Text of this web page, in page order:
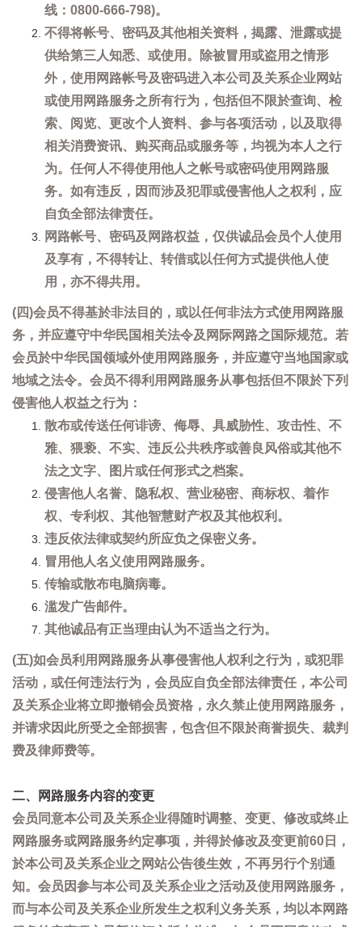
线：0800-666-798)。
不得将帐号、密码及其他相关资料，揭露、泄露或提
供给第三人知悉、或使用。除被冒用或盗用之情形
外，使用网路帐号及密码进入本公司及关系企业网站
或使用网路服务之所有行为，包括但不限於查询、检
索、阅览、更改个人资料、参与各项活动，以及取得
相关消费资讯、购买商品或服务等，均视为本人之行
为。任何人不得使用他人之帐号或密码使用网路服
务。如有违反，因而涉及犯罪或侵害他人之权利，应
自负全部法律责任。
网路帐号、密码及网路权益，仅供诚品会员个人使用
及享有，不得转让、转借或以任何方式提供他人使
用，亦不得共用。
(四)会员不得基於非法目的，或以任何非法方式使用网路服
务，并应遵守中华民国相关法令及网际网路之国际规范。若
会员於中华民国领域外使用网路服务，并应遵守当地国家或
地域之法令。会员不得利用网路服务从事包括但不限於下列
侵害他人权益之行为：
散布或传送任何诽谤、侮辱、具威胁性、攻击性、不
雅、猥亵、不实、违反公共秩序或善良风俗或其他不
法之文字、图片或任何形式之档案。
侵害他人名誉、隐私权、营业秘密、商标权、着作
权、专利权、其他智慧财产权及其他权利。
违反依法律或契约所应负之保密义务。
冒用他人名义使用网路服务。
传输或散布电脑病毒。
滥发广告邮件。
其他诚品有正当理由认为不适当之行为。
(五)如会员利用网路服务从事侵害他人权利之行为，或犯罪
活动，或任何违法行为，会员应自负全部法律责任，本公司
及关系企业将立即撤销会员资格，永久禁止使用网路服务，
并请求因此所受之全部损害，包含但不限於商誉损失、裁判
费及律师费等。
二、网路服务内容的变更
会员同意本公司及关系企业得随时调整、变更、修改或终止
网路服务或网路服务约定事项，并得於修改及变更前60日，
於本公司及关系企业之网站公告後生效，不再另行个别通
知。会员因参与本公司及关系企业之活动及使用网路服务，
而与本公司及关系企业所发生之权利义务关系，均以本网路